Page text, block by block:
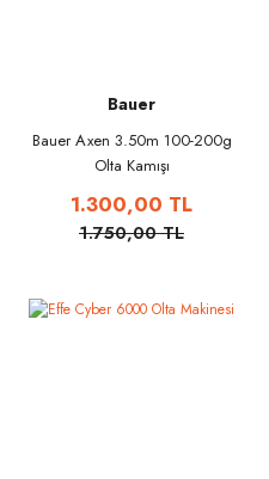
Bauer
Bauer Axen 3.50m 100-200g
Olta Kamışı
1.300,00 TL
1.750,00 TL